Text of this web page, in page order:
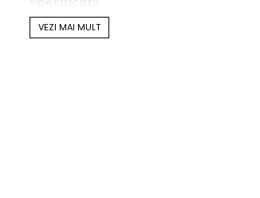
C.A.S. Shell - forma anatomica a
VEZI MAI MULT